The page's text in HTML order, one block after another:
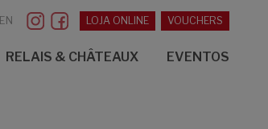
EN LOJA ONLINE VOUCHERS
RELAIS & CHÂTEAUX EVENTOS